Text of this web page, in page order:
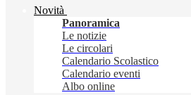
Novità
Panoramica
Le notizie
Le circolari
Calendario Scolastico
Calendario eventi
Albo online